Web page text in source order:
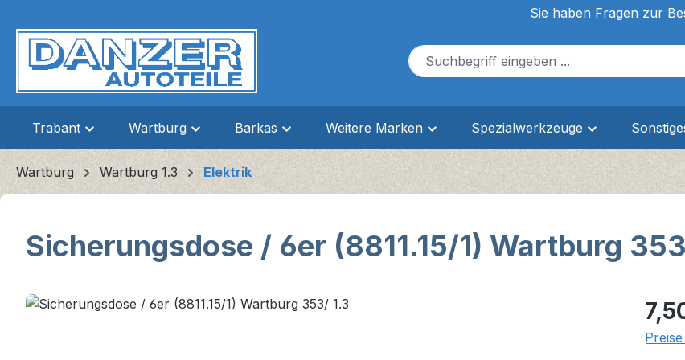
Sie haben Fragen zur
Trabant Wartburg Barkas Weitere Marken Spezialwerkzeuge
Wartburg Wartburg 1.3 Elektrik
Sicherungsdose / 6er (8811.15/1) Wartburg
Bildergalerie überspringen